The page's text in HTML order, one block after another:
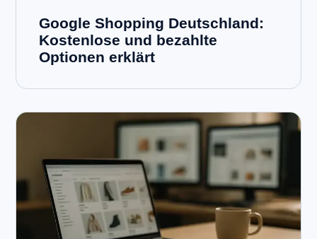
Google Shopping Deutschland:
Kostenlose und bezahlte
Optionen erklärt